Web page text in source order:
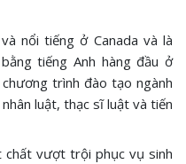
nổi tiếng ở Canada và là
tiếng Anh hàng đầu ở
trình đào tạo ngành
luật, thạc sĩ luật và tiến
chất vượt trội phục vụ sinh